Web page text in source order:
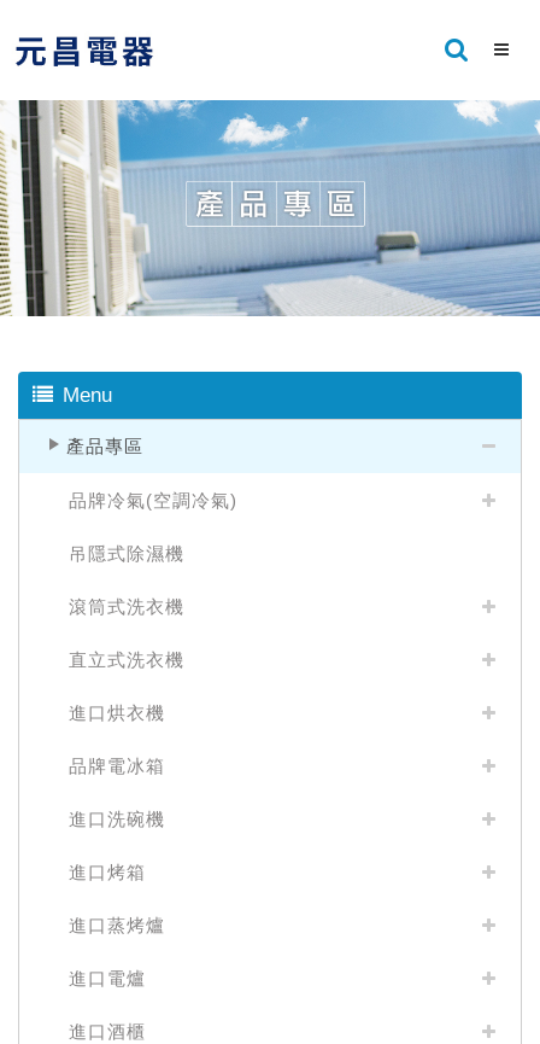
Menu
產品專區
品牌冷氣(空調冷氣)
吊隱式除濕機
滾筒式洗衣機
直立式洗衣機
進口烘衣機
品牌電冰箱
進口洗碗機
進口烤箱
進口蒸烤爐
進口電爐
進口酒櫃